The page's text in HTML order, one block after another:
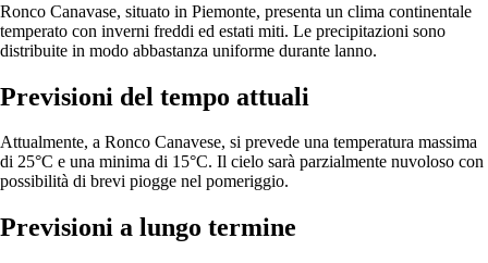
Ronco Canavase, situato in Piemonte, presenta un clima continentale
temperato con inverni freddi ed estati miti. Le precipitazioni sono
distribuite in modo abbastanza uniforme durante lanno.
Previsioni del tempo attuali
Attualmente, a Ronco Canavese, si prevede una temperatura massima
di 25°C e una minima di 15°C. Il cielo sarà parzialmente nuvoloso con
possibilità di brevi piogge nel pomeriggio.
Previsioni a lungo termine